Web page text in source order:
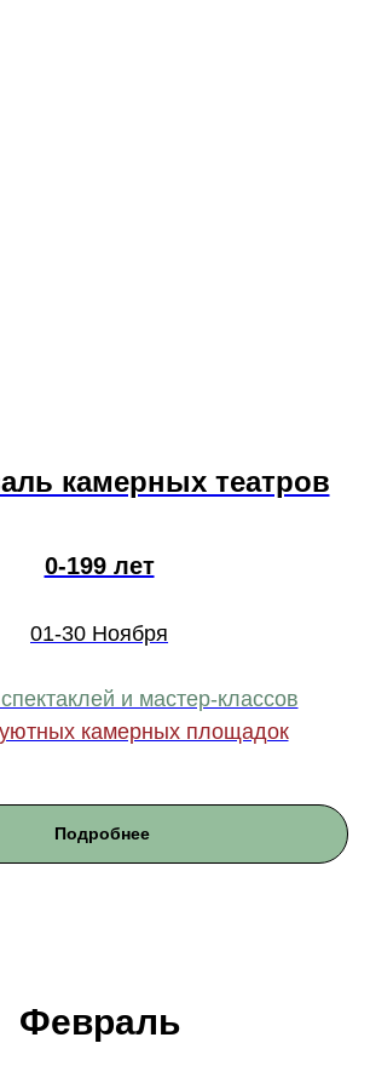
камерных театров
0-199 лет
01-30 Ноября
и мастер-классов
камерных площадок
Подробнее
Февраль